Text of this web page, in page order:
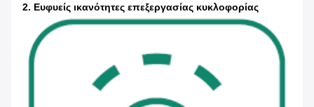
2. Ευφυείς ικανότητες επεξεργασίας κυκλοφορίας